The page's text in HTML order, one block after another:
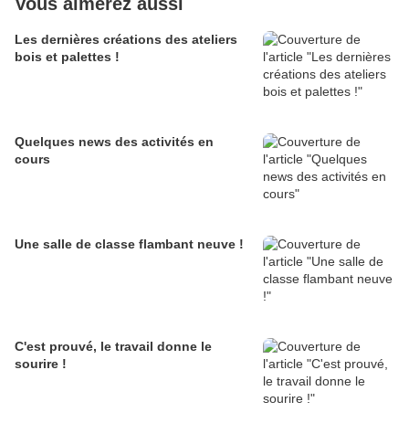
Les dernières créations des ateliers
bois et palettes !
Quelques news des activités en
cours
Une salle de classe flambant neuve !
C'est prouvé, le travail donne le
sourire !